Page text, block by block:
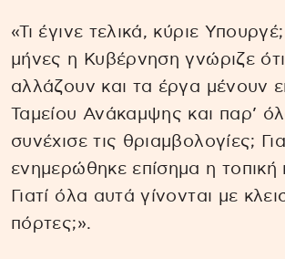
«Τι έγινε τελικά, κύριε Υπουργέ;
μήνες η Κυβέρνηση γνώριζε
αλλάζουν και τα έργα μένουν
Ταμείου Ανάκαμψης και παρ’
συνέχισε τις θριαμβολογίες;
ενημερώθηκε επίσημα η τοπική
Γιατί όλα αυτά γίνονται με
πόρτες;».